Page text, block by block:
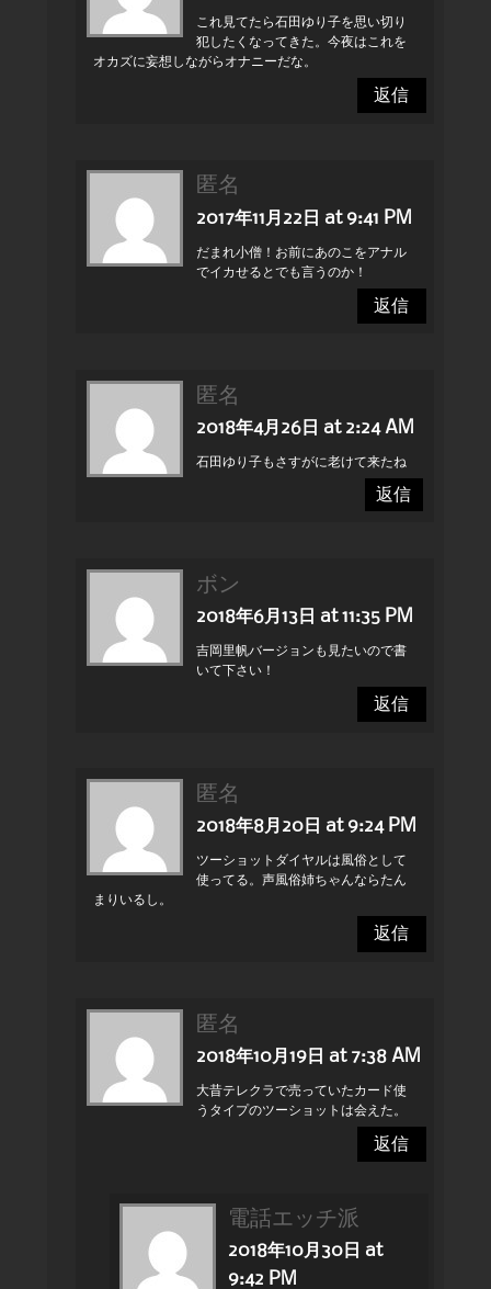
これ見てたら石田ゆり子を思い切り
犯したくなってきた。今夜はこれを
オカズに妄想しながらオナニーだな。
返信
匿名
2017年11月22日 at 9:41 PM
だまれ小僧！お前にあのこをアナル
でイカせるとでも言うのか！
返信
匿名
2018年4月26日 at 2:24 AM
石田ゆり子もさすがに老けて来たね
返信
ボン
2018年6月13日 at 11:35 PM
吉岡里帆バージョンも見たいので書
いて下さい！
返信
匿名
2018年8月20日 at 9:24 PM
ツーショットダイヤルは風俗として
使ってる。声風俗姉ちゃんならたん
まりいるし。
返信
匿名
2018年10月19日 at 7:38 AM
大昔テレクラで売っていたカード使
うタイプのツーショットは会えた。
返信
電話エッチ派
2018年10月30日 at
9:42 PM